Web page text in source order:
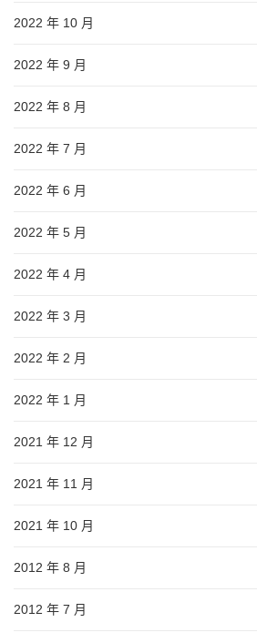
2022 年 10 月
2022 年 9 月
2022 年 8 月
2022 年 7 月
2022 年 6 月
2022 年 5 月
2022 年 4 月
2022 年 3 月
2022 年 2 月
2022 年 1 月
2021 年 12 月
2021 年 11 月
2021 年 10 月
2012 年 8 月
2012 年 7 月